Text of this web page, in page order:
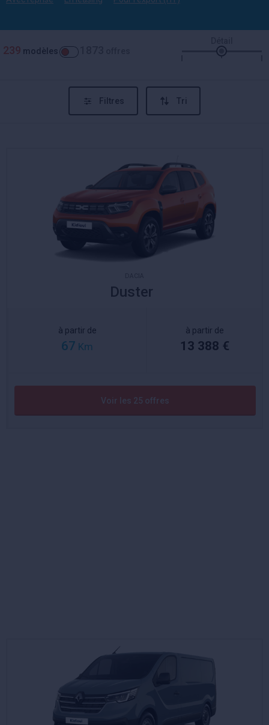
239 modèles
Filtres Tri
Duster
à partir de
67 Km
à partir de
13 388 €
Voir les 25 offres